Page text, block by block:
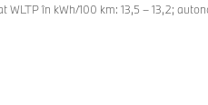
WLTP în kWh/100 km: 13,5 – 13,2;